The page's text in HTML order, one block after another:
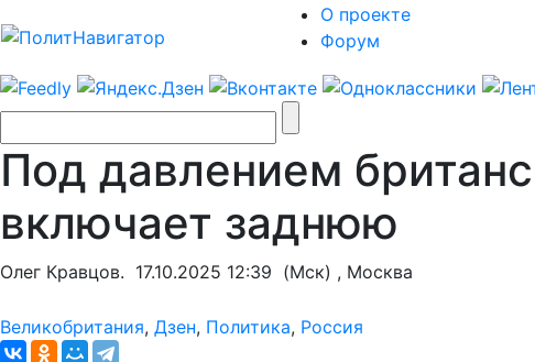
О проекте
Форум
Под давлением
включает заднюю
Олег Кравцов. 17.10.2025 12:39 (Мск) , Москва
Великобритания, Дзен, Политика, Россия